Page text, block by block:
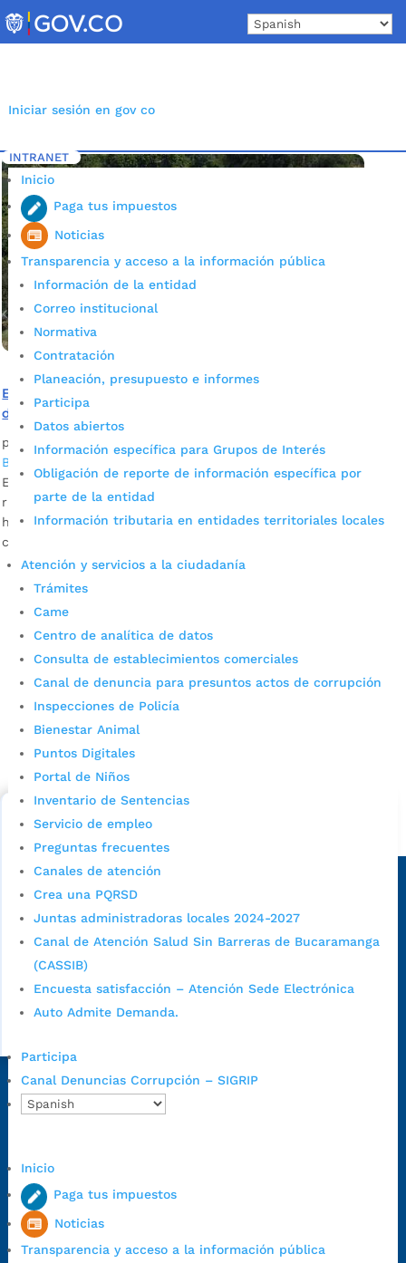
to
content
Iniciar sesión en gov co
INTRANET
Inicio
Paga tus impuestos
Noticias
Transparencia y acceso a la información pública
Información de la entidad
Correo institucional
Normativa
Contratación
Planeación, presupuesto e informes
Participa
Datos abiertos
Información específica para Grupos de Interés
Obligación de reporte de información específica por
parte de la entidad
Información tributaria en entidades territoriales locales
Atención y servicios a la ciudadanía
Trámites
Came
Centro de analítica de datos
Consulta de establecimientos comerciales
Canal de denuncia para presuntos actos de corrupción
Inspecciones de Policía
Bienestar Animal
Puntos Digitales
Portal de Niños
Inventario de Sentencias
Servicio de empleo
Preguntas frecuentes
Canales de atención
Crea una PQRSD
Juntas administradoras locales 2024-2027
Canal de Atención Salud Sin Barreras de Bucaramanga
(CASSIB)
Encuesta satisfacción – Atención Sede Electrónica
Auto Admite Demanda.
Participa
Canal Denuncias Corrupción – SIGRIP
Inicio
Paga tus impuestos
Noticias
Transparencia y acceso a la información pública
Inicio 5 Etiqueta: parque Vijagual Bucaramanga
En medio de la naturaleza, comunidad de Vijagual ya
disfruta su parque recreativo
por Edgar Augusto Sánchez Mar 2, 2023 | Alcaldía de
Bucaramanga
El Parque Vijagual es el primero que se construye en zona
rural de Bucaramanga. Por lo menos 10 mil personas que
habitan el corregimiento 1 disfrutan de los escenarios
construidos.
Cupos Escolares Bucaramanga 2022
Consulta aqui los pasos para inscribirse y solicitar un
cupo escolar en los colegios oficiales de
Alcaldía de Bucaramanga
Sede principal
Calle 35 # 10-43, Bucaramanga, Santander,
Colombia.
Colombia
Código Postal:
Horario de Atención:
1:00 p.m. a 5:30 p.m. / viernes jornada continua en el horario de
7:00 a.m. a 5:00 p.m., con 30 minutos de descanso al medio día.